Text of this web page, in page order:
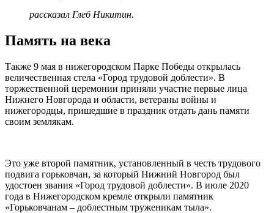
рассказал Глеб Никитин.
Память на века
Также 9 мая в нижегородском Парке Победы открылась
величественная стела «Город трудовой доблести». В
торжественной церемонии приняли участие первые лица
Нижнего Новгорода и области, ветераны войны и
нижегородцы, пришедшие в праздник отдать дань памяти
своим землякам.
Это уже второй памятник, установленный в честь трудового
подвига горьковчан, за который Нижний Новгород был
удостоен звания «Город трудовой доблести». В июле 2020
года в Нижегородском кремле открыли памятник
«Горьковчанам – доблестным труженикам тыла».